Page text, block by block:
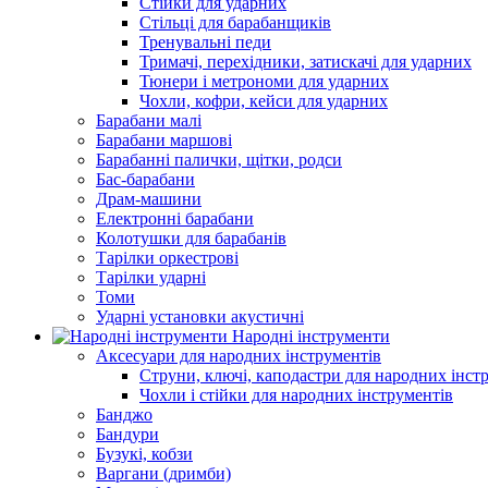
Стільці для барабанщиків
Тренувальні педи
Тримачі, перехідники, затискачі для ударних
Тюнери і метрономи для ударних
Чохли, кофри, кейси для ударних
Барабани малі
Барабани маршові
Барабанні палички, щітки, родси
Бас-барабани
Драм-машини
Електронні барабани
Колотушки для барабанів
Тарілки оркестрові
Тарілки ударні
Томи
Ударні установки акустичні
Народні інструменти
Аксесуари для народних інструментів
Струни, ключі, каподастри для народних
Чохли і стійки для народних інструментів
Банджо
Бандури
Бузукі, кобзи
Варгани (дримби)